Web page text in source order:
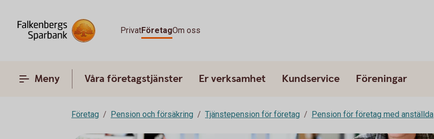
PrivatFöretagOm oss
Meny Våra företagstjänster Er verksamhet Kundservice Föreningar
Företag Pension och försäkring Tjänstepension för företag Pension för företag med anställda